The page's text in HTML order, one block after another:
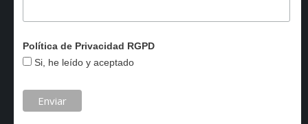
Política de Privacidad RGPD
Si, he leído y aceptado